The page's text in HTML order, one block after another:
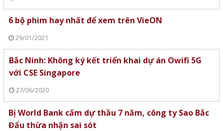
6 bộ phim hay nhất để xem trên VieON
29/01/2021
Bắc Ninh: Không ký kết triển khai dự án Owifi 5G
với CSE Singapore
27/06/2020
Bị World Bank cấm dự thầu 7 năm, công ty Sao Bắc
Đẩu thừa nhận sai sót